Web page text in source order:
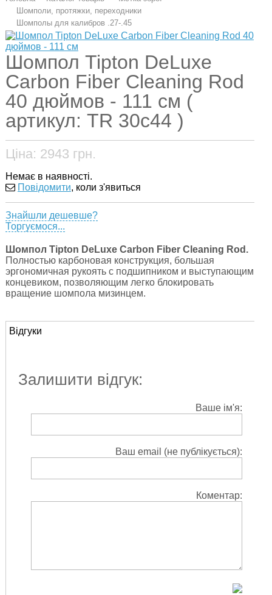
Шомполи, протяжки, переходники
Шомполы для калибров .27-.45
Шомпол Tipton DeLuxe
Carbon Fiber Cleaning Rod
40 дюймов - 111 см (
артикул: TR 30c44 )
Ціна: 2943 грн.
Немає в наявності.
Повідомити, коли з'явиться
Знайшли дешевше?
Торгуємося...
Шомпол Tipton DeLuxe Carbon Fiber Cleaning Rod.
Полностью карбоновая конструкция, большая
эргономичная рукоять с подшипником и выступающим
концевиком, позволяющим легко блокировать
вращение шомпола мизинцем.
Відгуки
Залишити відгук:
Ваше ім'я:
Ваш email (не публікується):
Коментар: